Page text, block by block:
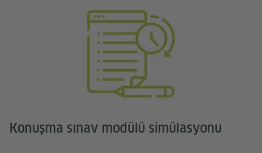
Konuşma sınav modülü simülasyonu